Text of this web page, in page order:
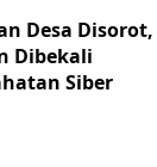
Desa Disorot,
Dibekali
Siber